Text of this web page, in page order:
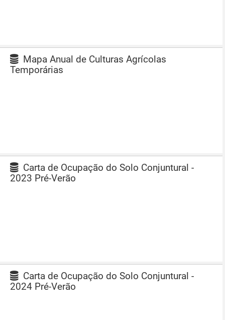
Mapa Anual de Culturas Agrícolas
Temporárias
Carta de Ocupação do Solo Conjuntural -
2023 Pré-Verão
Carta de Ocupação do Solo Conjuntural -
2024 Pré-Verão